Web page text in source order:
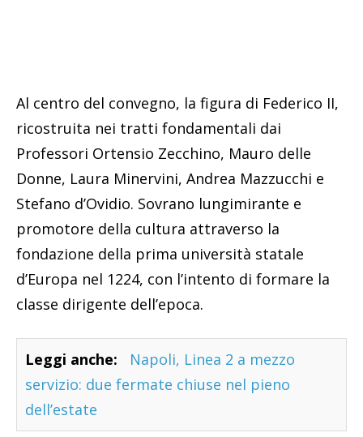
Al centro del convegno, la figura di Federico II,
ricostruita nei tratti fondamentali dai
Professori Ortensio Zecchino, Mauro delle
Donne, Laura Minervini, Andrea Mazzucchi e
Stefano d’Ovidio. Sovrano lungimirante e
promotore della cultura attraverso la
fondazione della prima università statale
d’Europa nel 1224, con l’intento di formare la
classe dirigente dell’epoca.
Leggi anche:
Napoli, Linea 2 a mezzo
servizio: due fermate chiuse nel pieno
dell’estate